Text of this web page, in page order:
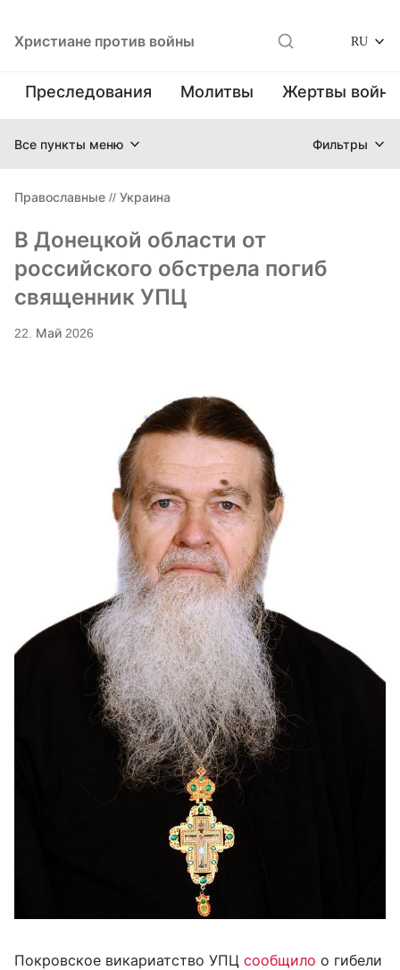
Христиане против войны RU
Преследования Молитвы Жертвы
Все пункты меню Фильтры
Православные // Украина
В Донецкой области от
российского обстрела погиб
священник УПЦ
22. Май 2026
Покровское викариатство УПЦ сообщило о гибели